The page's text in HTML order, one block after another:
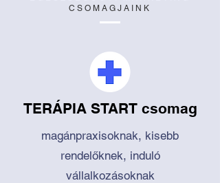
CSOMAGJAINK
TERÁPIA START csomag
magánpraxisoknak, kisebb
rendelőknek, induló
vállalkozásoknak